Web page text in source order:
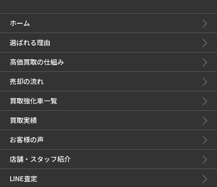
ホーム
選ばれる理由
高価買取の仕組み
売却の流れ
買取強化車一覧
買取実績
お客様の声
店舗・スタッフ紹介
LINE査定